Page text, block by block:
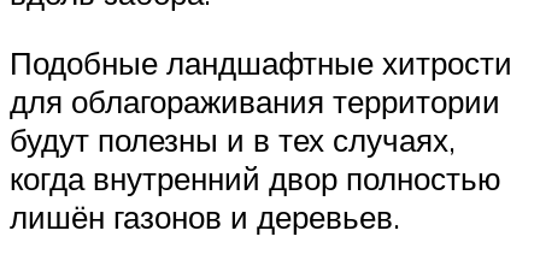
Подобные ландшафтные хитрости
для облагораживания территории
будут полезны и в тех случаях,
когда внутренний двор полностью
лишён газонов и деревьев.